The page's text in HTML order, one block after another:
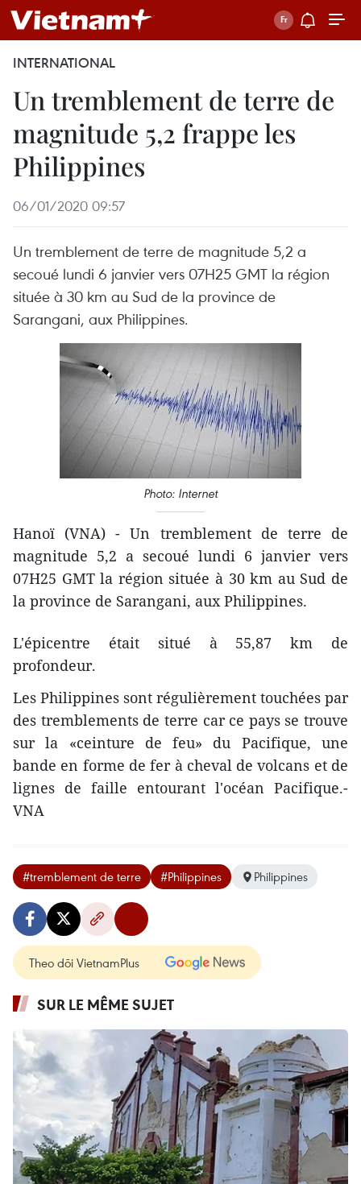
INTERNATIONAL
Un tremblement de terre de
magnitude 5,2 frappe les
Philippines
06/01/2020 09:57
Un tremblement de terre de magnitude 5,2 a
secoué lundi 6 janvier vers 07H25 GMT la région
située à 30 km au Sud de la province de
Sarangani, aux Philippines.
Photo: Internet
Hanoï (VNA) - Un tremblement de terre de
magnitude 5,2 a secoué lundi 6 janvier vers
07H25 GMT la région située à 30 km au Sud de
la province de Sarangani, aux Philippines.
L'épicentre était situé à 55,87 km de
profondeur.
Les Philippines sont régulièrement touchées par
des tremblements de terre car ce pays se trouve
sur la «ceinture de feu» du Pacifique, une
bande en forme de fer à cheval de volcans et de
lignes de faille entourant l'océan Pacifique.-
VNA
#tremblement de terre #Philippines Philippines
Theo dõi VietnamPlus
SUR LE MÊME SUJET